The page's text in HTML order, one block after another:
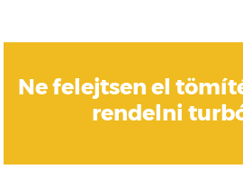
Ne felejtsen el
rendelni